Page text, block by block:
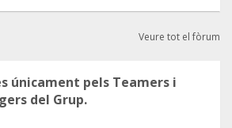
Veure tot el fòrum
únicament pels Teamers i
del Grup.